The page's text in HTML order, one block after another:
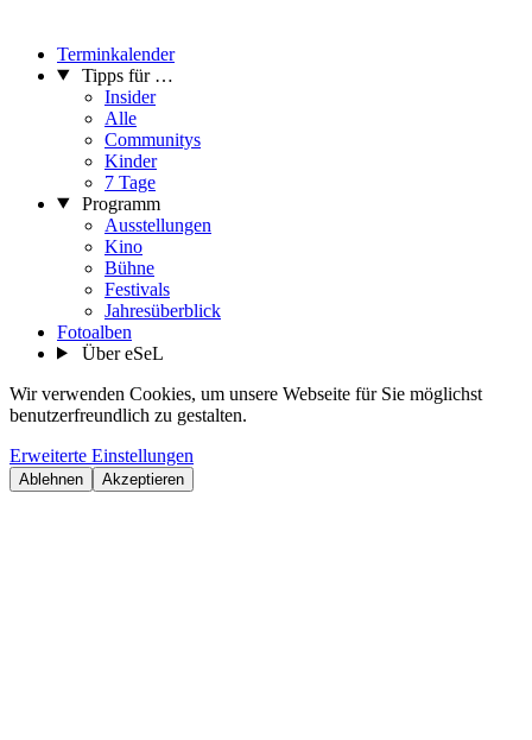
Terminkalender
Tipps für …
Insider
Alle
Communitys
Kinder
7 Tage
Programm
Ausstellungen
Kino
Bühne
Festivals
Jahresüberblick
Fotoalben
Über eSeL
Wir verwenden Cookies, um unsere Webseite für Sie möglichst
benutzerfreundlich zu gestalten.
Erweiterte Einstellungen
Ablehnen Akzeptieren